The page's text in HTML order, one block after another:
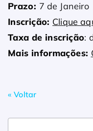
Prazo: 7 de Janeiro
Inscrição: Clique
Taxa de inscrição:
Mais informações:
« Voltar